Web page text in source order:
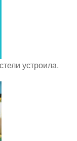
устроила.